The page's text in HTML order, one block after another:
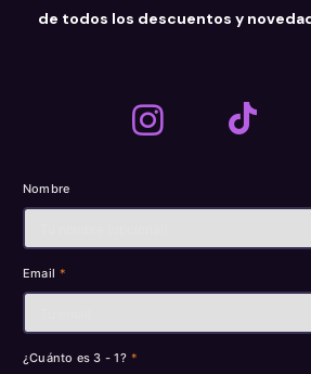
de todos los descuentos y
Nombre
Email *
¿Cuánto es 3 - 1? *